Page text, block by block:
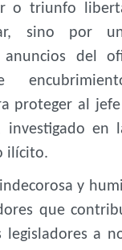
o triunfo
sino por
anuncios del
proteger al
investigado en
ilícito.
y
que
legisladores a